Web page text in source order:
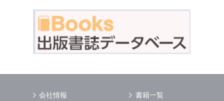
会社情報 書籍一覧